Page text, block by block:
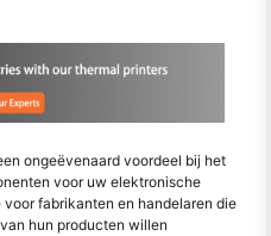
ongeëvenaard voordeel bij het
voor uw elektronische
fabrikanten en handelaren die
hun producten willen